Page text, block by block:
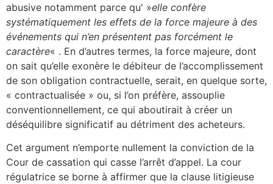
abusive notamment parce qu' »elle confère
systématiquement les effets de la force majeure à des
événements qui n’en présentent pas forcément le
caractère« . En d’autres termes, la force majeure, dont
on sait qu’elle exonère le débiteur de l’accomplissement
de son obligation contractuelle, serait, en quelque sorte,
« contractualisée » ou, si l’on préfère, assouplie
conventionnellement, ce qui aboutirait à créer un
déséquilibre significatif au détriment des acheteurs.
Cet argument n’emporte nullement la conviction de la
Cour de cassation qui casse l’arrêt d’appel. La cour
régulatrice se borne à affirmer que la clause litigieuse